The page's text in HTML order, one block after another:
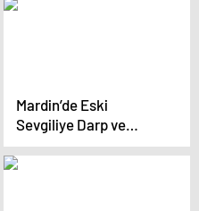
beğendiremeyince
Mardin’de Eski
Sevgiliye Darp ve
Tehdit İddiaları